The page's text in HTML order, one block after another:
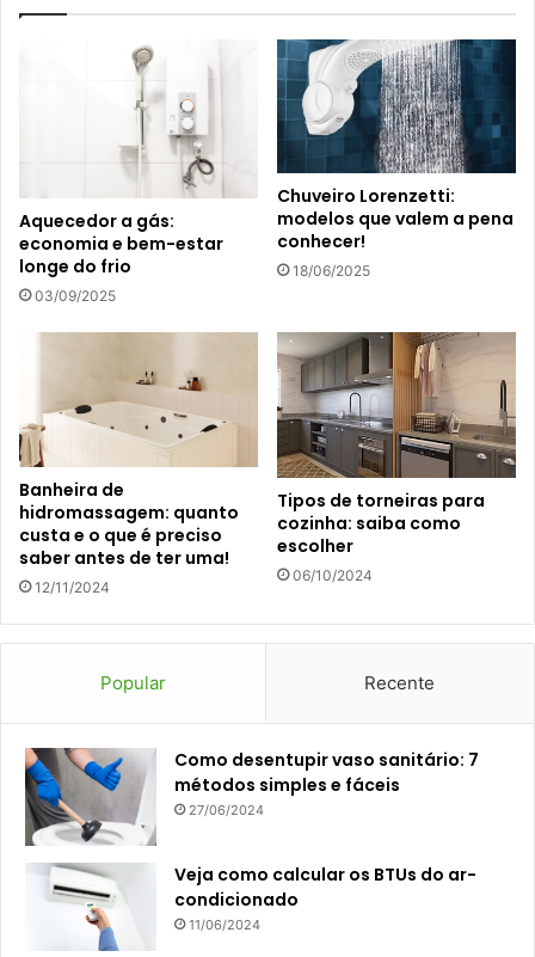
Aquecedor a gás:
economia e bem-estar
longe do frio
03/09/2025
Chuveiro Lorenzetti:
modelos que valem a pena
conhecer!
18/06/2025
Banheira de
hidromassagem: quanto
custa e o que é preciso
saber antes de ter uma!
12/11/2024
Tipos de torneiras para
cozinha: saiba como
escolher
06/10/2024
Popular Recente
Como desentupir vaso sanitário: 7
métodos simples e fáceis
27/06/2024
Veja como calcular os BTUs do ar-
condicionado
11/06/2024